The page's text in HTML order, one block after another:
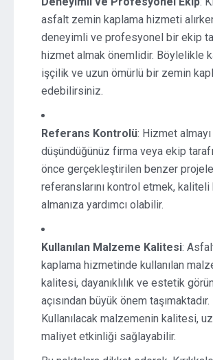
asfalt zemin kaplama hizmeti
deneyimli ve profesyonel bir ekip
hizmet almak önemlidir. Böylelikle
işçilik ve uzun ömürlü bir zemin
edebilirsiniz.
Referans Kontrolü: Hizmet almayı
düşündüğünüz firma veya ekip
önce gerçekleştirilen benzer
referanslarını kontrol etmek,
almanıza yardımcı olabilir.
Kullanılan Malzeme Kalitesi:
kaplama hizmetinde kullanılan
kalitesi, dayanıklılık ve estetik
açısından büyük önem taşımaktadır.
Kullanılacak malzemenin kalitesi,
maliyet etkinliği sağlayabilir.